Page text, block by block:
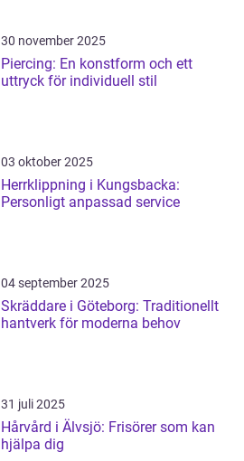
30 november 2025
Piercing: En konstform och ett
uttryck för individuell stil
03 oktober 2025
Herrklippning i Kungsbacka:
Personligt anpassad service
04 september 2025
Skräddare i Göteborg: Traditionellt
hantverk för moderna behov
31 juli 2025
Hårvård i Älvsjö: Frisörer som kan
hjälpa dig